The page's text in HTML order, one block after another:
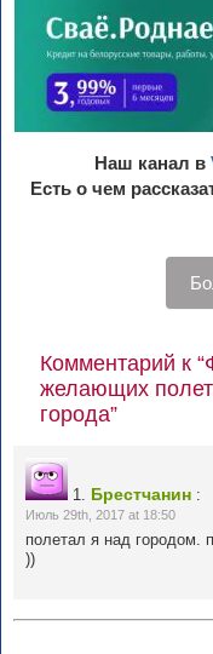
Наш канал в
Есть о чем
Комментарий к
желающих
города”
1. Брестчанин :
Июль 29th, 2017 at 18:50
полетал я над городом.
))